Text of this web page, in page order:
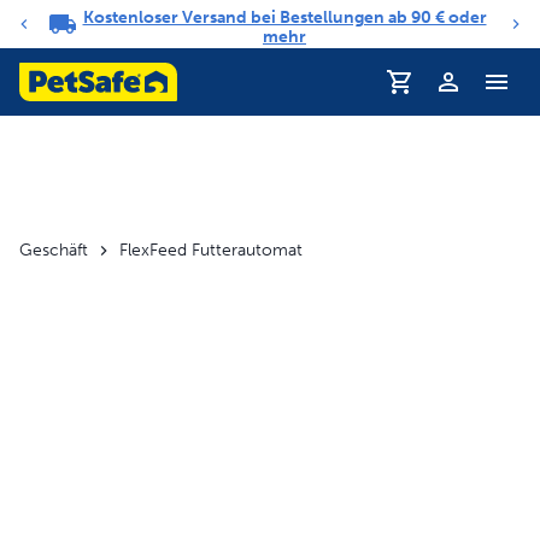
Benachrichtigungs-Karussell
Kostenloser Versand bei Bestellungen ab 90 € oder
mehr
Geschäft FlexFeed Futterautomat